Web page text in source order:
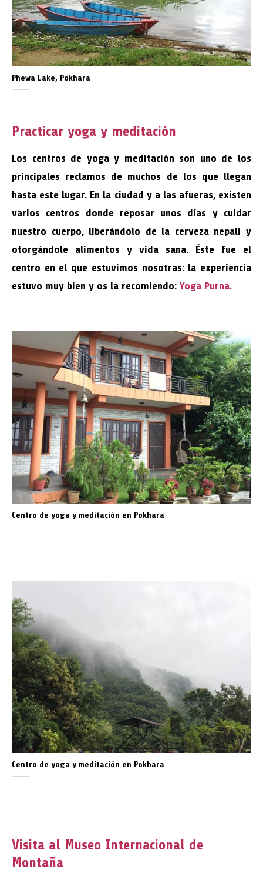
Phewa Lake, Pokhara
Practicar yoga y meditación
Los centros de yoga y meditación son uno de los
principales reclamos de muchos de los que llegan
hasta este lugar. En la ciudad y a las afueras, existen
varios centros donde reposar unos días y cuidar
nuestro cuerpo, liberándolo de la cerveza nepali y
otorgándole alimentos y vida sana. Éste fue el
centro en el que estuvimos nosotras: la experiencia
estuvo muy bien y os la recomiendo: Yoga Purna.
Centro de yoga y meditación en Pokhara
Centro de yoga y meditación en Pokhara
Visita al Museo Internacional de
Montaña